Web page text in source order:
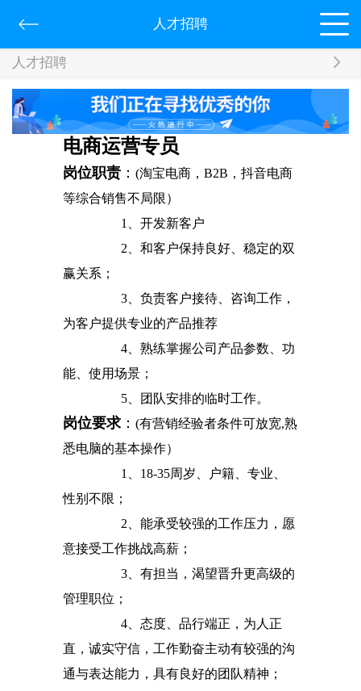
人才招聘
人才招聘
电商运营专员
岗位职责： (淘宝电商，B2B，抖音电商
等综合销售不局限）
1、开发新客户
2、和客户保持良好、稳定的双
赢关系；
3、负责客户接待、咨询工作，
为客户提供专业的产品推荐
4、熟练掌握公司产品参数、功
能、使用场景；
5、团队安排的临时工作。
岗位要求： (有营销经验者条件可放宽,熟
悉电脑的基本操作）
1、18-35周岁、户籍、专业、
性别不限；
2、能承受较强的工作压力，愿
意接受工作挑战高薪；
3、有担当，渴望晋升更高级的
管理职位；
4、态度、品行端正，为人正
直，诚实守信，工作勤奋主动有较强的沟
通与表达能力，具有良好的团队精神；